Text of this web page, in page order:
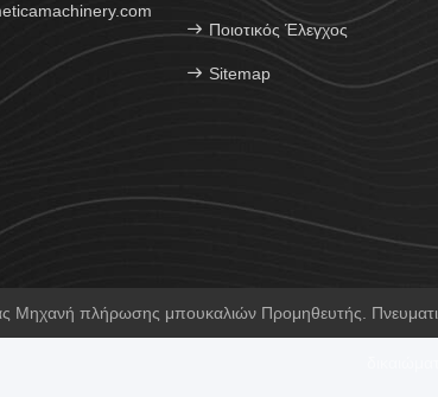
Ποιοτικός Έλεγχος
Sitemap
Μηχανή πλήρωσης μπουκαλιών Προμηθευτής.